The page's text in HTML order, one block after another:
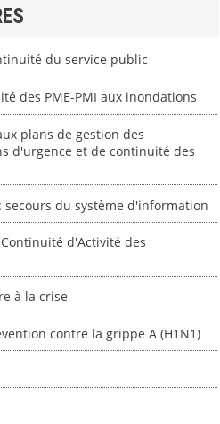
du service public
des PME-PMI aux inondations
plans de gestion des
d'urgence et de continuité des
du système d'information
d'Activité des
à la crise
contre la grippe A (H1N1)